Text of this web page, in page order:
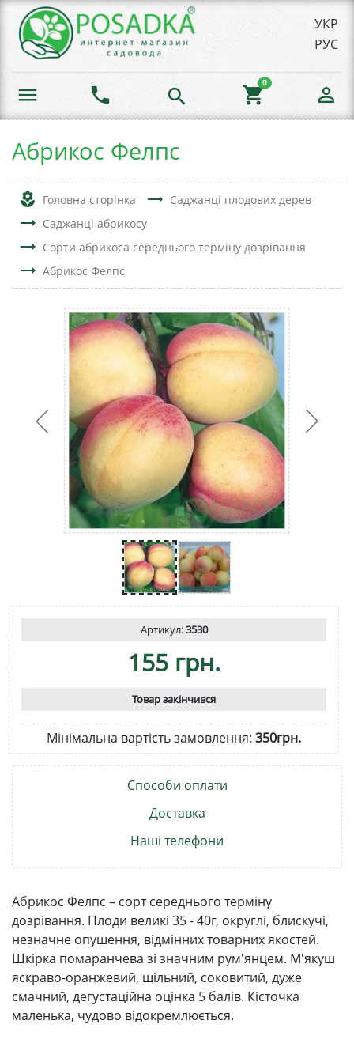
УКР
РУС
menu phone search shopping_cart
0
person_outline
Абрикос Фелпс
local_florist Головна сторінка trending_flat Саджанці плодових дерев
trending_flat Саджанці абрикосу
trending_flat Сорти абрикоса середнього терміну дозрівання
trending_flat Абрикос Фелпс
Артикул:3530
155 грн.
Товар закінчився
Мінімальна вартість замовлення: 350грн.
Способи оплати
Доставка
Наші телефони
Абрикос Фелпс – сорт середнього терміну
дозрівання. Плоди великі 35 - 40г, округлі, блискучі,
незначне опушення, відмінних товарних якостей.
Шкірка помаранчева зі значним рум'янцем. М'якуш
яскраво-оранжевий, щільний, соковитий, дуже
смачний, дегустаційна оцінка 5 балів. Кісточка
маленька, чудово відокремлюється.